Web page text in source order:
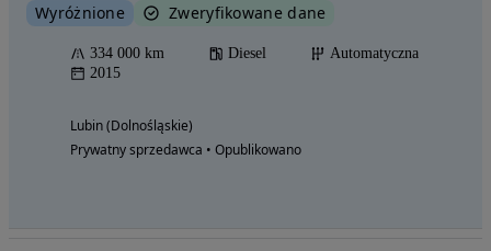
Wyróżnione Zweryfikowane dane
334 000 km Diesel
Automatyczna
2015
Lubin (Dolnośląskie)
Prywatny sprzedawca • Opublikowano